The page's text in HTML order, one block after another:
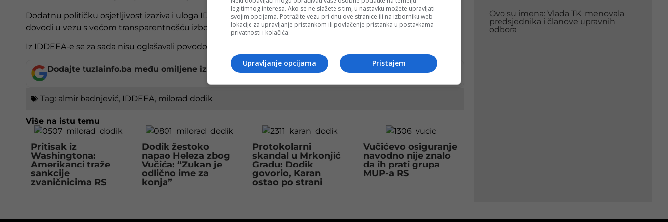
Dodatnu političku osjetljivost izaziva i uloga IDDEEA-e u uvođenju novih tehnologija u izborni proces, što se
dovodi u vezu s većom transparentnošću izbora i smanjenjem mogućnosti zloupotreba.
Iz IDDEEA-e se za sada nisu oglašavali povodom Dodikove objave.
Dodajte tuzlainfo.ba među omiljene izvore na Googleu
Tag: almir badnjević, IDDEEA, milorad dodik
Više na istu temu
Pritisak iz
Washingtona:
Amerikanci traže
sankcije
zvaničnicima RS
Dodik žestoko
napao Heleza zbog
Vučića: “Zukan je
odlično ime za
konja”
Protokolarni
skandal u Mrkonjić
Gradu: Dodik
govorio, Karan
ostao po strani
Vučićevo osiguranje
navodno nije znalo
da ih prati grupa
MUP-a RS
Ovo su imena: Vlada TK imenovala
predsjednika i članove upravnih
odbora
legitimnog interesa. Ako se ne slažete s tim, u nastavku možete upravljati
svojim opcijama. Potražite vezu pri dnu ove stranice ili na izborniku web-
lokacije za upravljanje pristankom ili povlačenje pristanka u postavkama
privatnosti i kolačića.
Pristajem
Upravljanje opcijama